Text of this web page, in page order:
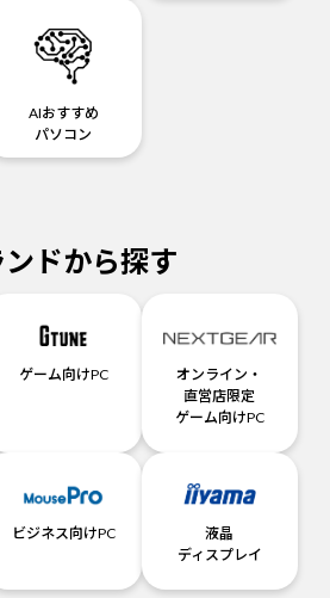
AIおすすめ
パソコン
ンドから探す
ゲーム向けPC
オンライン・
直営店限定
ゲーム向けPC
ビジネス向けPC
液晶
ディスプレイ